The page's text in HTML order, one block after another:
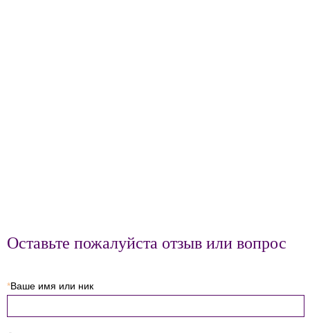
Оставьте пожалуйста отзыв или вопрос
*Ваше имя или ник